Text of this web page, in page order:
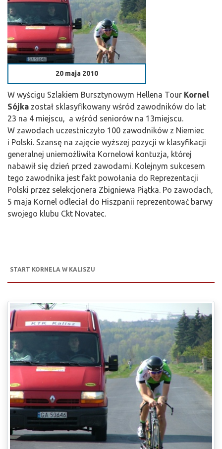
20 maja 2010
W wyścigu Szlakiem Bursztynowym Hellena Tour Kornel
Sójka został sklasyfikowany wśród zawodników do lat
23 na 4 miejscu, a wśród seniorów na 13miejscu.
W zawodach uczestniczyło 100 zawodników z Niemiec
i Polski. Szansę na zajęcie wyższej pozycji w klasyfikacji
generalnej uniemożliwiła Kornelowi kontuzja, której
nabawił się dzień przed zawodami. Kolejnym sukcesem
tego zawodnika jest fakt powołania do Reprezentacji
Polski przez selekcjonera Zbigniewa Piątka. Po zawodach,
5 maja Kornel odleciał do Hiszpanii reprezentować barwy
swojego klubu Ckt Novatec.
START KORNELA W KALISZU